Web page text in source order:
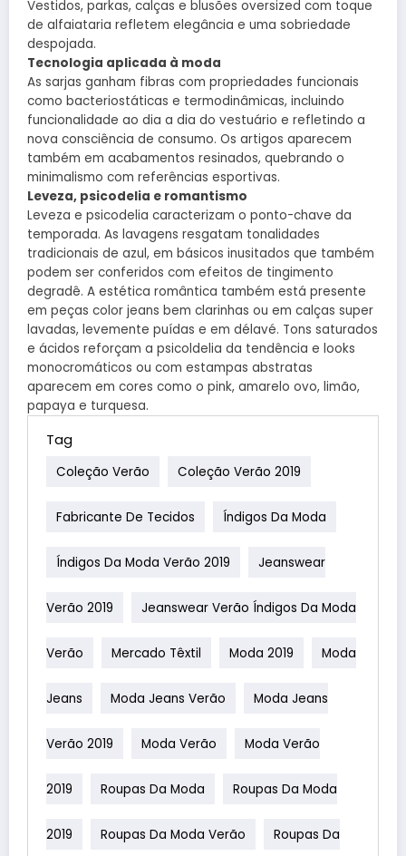
Vestidos, parkas, calças e blusões oversized com toque
de alfaiataria refletem elegância e uma sobriedade
despojada.
Tecnologia aplicada à moda
As sarjas ganham fibras com propriedades funcionais
como bacteriostáticas e termodinâmicas, incluindo
funcionalidade ao dia a dia do vestuário e refletindo a
nova consciência de consumo. Os artigos aparecem
também em acabamentos resinados, quebrando o
minimalismo com referências esportivas.
Leveza, psicodelia e romantismo
Leveza e psicodelia caracterizam o ponto-chave da
temporada. As lavagens resgatam tonalidades
tradicionais de azul, em básicos inusitados que também
podem ser conferidos com efeitos de tingimento
degradê. A estética romântica também está presente
em peças color jeans bem clarinhas ou em calças super
lavadas, levemente puídas e em délavé. Tons saturados
e ácidos reforçam a psicoldelia da tendência e looks
monocromáticos ou com estampas abstratas
aparecem em cores como o pink, amarelo ovo, limão,
papaya e turquesa.
Tag
Coleção Verão Coleção Verão 2019
Fabricante De Tecidos Índigos Da Moda
Índigos Da Moda Verão 2019 Jeanswear
Verão 2019 Jeanswear Verão Índigos Da Moda
Verão Mercado Têxtil Moda 2019 Moda
Jeans Moda Jeans Verão Moda Jeans
Verão 2019 Moda Verão Moda Verão
2019 Roupas Da Moda Roupas Da Moda
2019 Roupas Da Moda Verão Roupas Da